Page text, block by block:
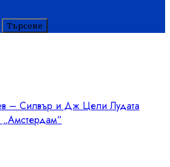
– Силвър и Дж Цели Лудата
„Амстердам“